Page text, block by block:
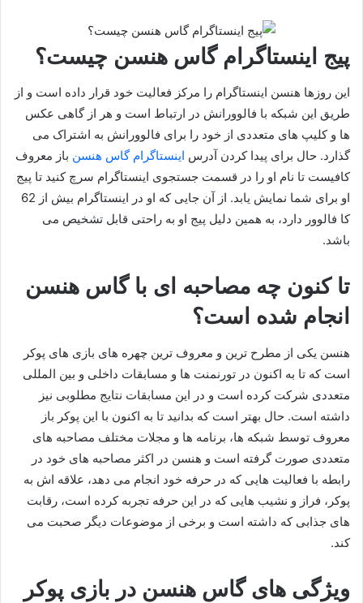
پیج اینستاگرام گاس هنسن چیست؟
این روزها هنسن اینستاگرام را مرکز فعالیت خود قرار داده است و از
طریق این شبکه با فالوورانش در ارتباط است و هر از گاهی عکس
ها و کلیپ های متعددی از خود را برای فالوورانش به اشتراک می
گذارد. حال برای پیدا کردن آدرس اینستاگرام گاس هنسن باز معروف
کافیست تا نام او را در قسمت جستجوی اینستاگرام سرچ کنید تا پیج
او برای شما نمایش یابد. از آن جایی که او در اینستاگرام بیش از 62
کا فالوور دارد، به همین دلیل پیج او به راحتی قابل تشخیص می
باشد.
تا کنون چه مصاحبه ای با گاس هنسن
انجام شده است؟
هنسن یکی از مطرح ترین و معروف ترین چهره های بازی های پوکر
است که تا به اکنون در تورنمنت ها و مسابقات داخلی و بین المللی
متعددی شرکت کرده است و در این مسابقات نتایج مطلوبی نیز
داشته است. حال بهتر است که بدانید تا به اکنون با این پوکر باز
معروف توسط شبکه ها، برنامه ها و مجلات مختلف مصاحبه‌ های
متعددی صورت گرفته است و هنسن در اکثر مصاحبه‌ های خود در
رابطه با فعالیت هایی که در حرفه خود انجام می دهد، علاقه‌ اش به
پوکر، فراز و نشیب هایی که در این حرفه تجربه کرده است، رقابت
های جذابی که داشته است و برخی از موضوعات دیگر صحبت می‌
کند.
ویژگی های گاس هنسن در بازی پوکر